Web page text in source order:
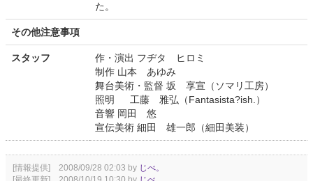
た。
その他注意事項
スタッフ
作・演出 フヂタ ヒロミ
制作 山本 あゆみ
舞台美術・監督 坂 享宣（ソマリ工房）
照明 工藤 雅弘（Fantasista?ish.）
音響 岡田 悠
宣伝美術 細田 雄一郎（細田美装）
[情報提供] 2008/09/28 02:03 by じべ。